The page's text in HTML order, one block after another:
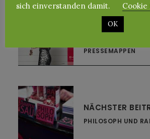
« VORHERIGER
PRESSEMAPPEN
NÄCHSTER
PHILOSOPH UND
sich einverstanden damit.
OK